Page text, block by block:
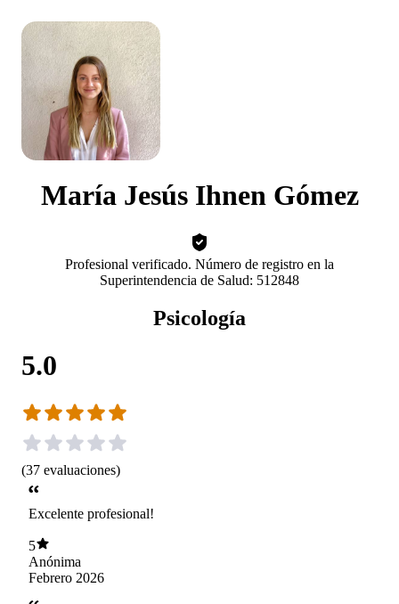
María Jesús Ihnen Gómez
Profesional verificado. Número de registro en la
Superintendencia de Salud: 512848
Psicología
5.0
(37 evaluaciones)
Excelente profesional!
5
Anónima
Febrero 2026